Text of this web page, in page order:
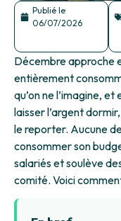
Publié le
06/07/2026
Décembre approche
entièrement
qu’on ne l’imagine,
laisser l’argent
le reporter. Aucune
consommer son
salariés et soulève
comité. Voici